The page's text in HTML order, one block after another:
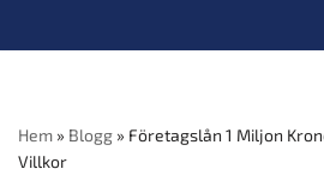
Hem » Blogg » Företagslån 1 Miljon
Villkor